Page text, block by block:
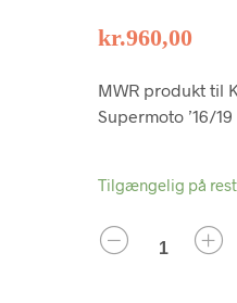
kr.960,00
MWR produkt til
Supermoto ’16/19
Tilgængelig på
ANTAL